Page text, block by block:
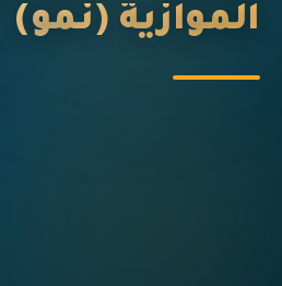
الموازية (نمو)